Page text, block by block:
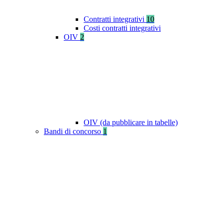
Contratti integrativi 10
Costi contratti integrativi
OIV 2
OIV (da pubblicare in tabelle)
Bandi di concorso 1